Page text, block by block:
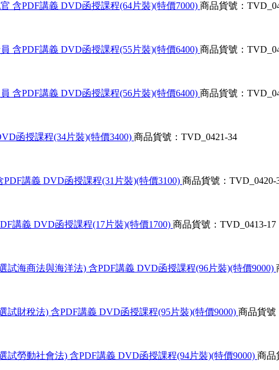
含PDF講義 DVD函授課程(64片裝)(特價7000) 商品貨號：
含PDF講義 DVD函授課程(55片裝)(特價6400) 商品貨號：
含PDF講義 DVD函授課程(56片裝)(特價6400) 商品貨號：
函授課程(34片裝)(特價3400) 商品貨號：TVD_0421-34
講義 DVD函授課程(31片裝)(特價3100) 商品貨號：TVD_0420-
講義 DVD函授課程(17片裝)(特價1700) 商品貨號：TVD_0413-17
試海商法與海洋法) 含PDF講義 DVD函授課程(96片裝)(特價9000)
試財稅法) 含PDF講義 DVD函授課程(95片裝)(特價9000) 商品貨號
試勞動社會法) 含PDF講義 DVD函授課程(94片裝)(特價9000) 商品